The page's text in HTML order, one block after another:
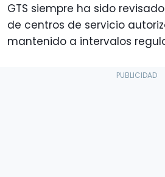
GTS siempre ha sido
de centros de servicio
mantenido a intervalos